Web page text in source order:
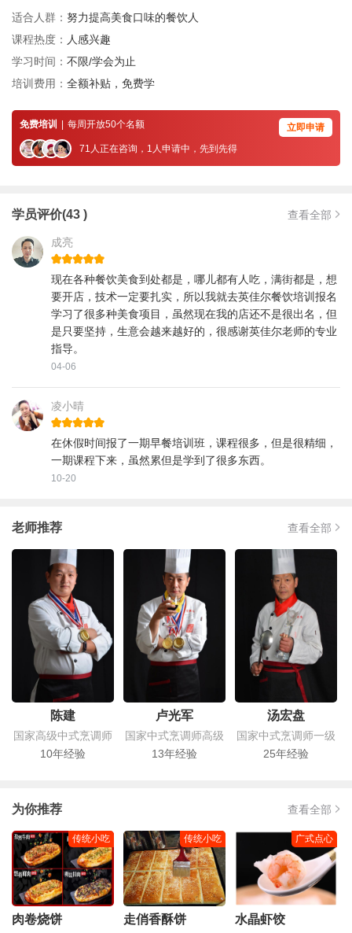
适合人群： 努力提高美食口味的餐饮人
课程热度： 人感兴趣
学习时间： 不限/学会为止
培训费用： 全额补贴，免费学
免费培训 每周开放50个名额
71人正在咨询，1人申请中，先到先得
立即申请
学员评价(43 ) 查看全部
成亮
现在各种餐饮美食到处都是，哪儿都有人吃，满街都是，想
要开店，技术一定要扎实，所以我就去英佳尔餐饮培训报名
学习了很多种美食项目，虽然现在我的店还不是很出名，但
是只要坚持，生意会越来越好的，很感谢英佳尔老师的专业
指导。
04-06
凌小晴
在休假时间报了一期早餐培训班，课程很多，但是很精细，
一期课程下来，虽然累但是学到了很多东西。
10-20
老师推荐 查看全部
陈建
国家高级中式烹调师
10年经验
卢光军
国家中式烹调师高级
13年经验
汤宏盘
国家中式烹调师一级
25年经验
为你推荐 查看全部
肉卷烧饼
传统小吃
走俏香酥饼
传统小吃
水晶虾饺
广式点心